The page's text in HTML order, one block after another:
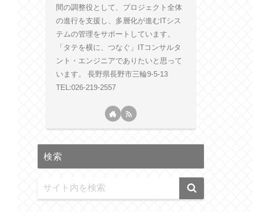
間の調整役として、プロジェクト全体
の進行を支援し、多層化が進むITシス
テムの管理をサポートしています。
「タテを横に、つなぐ」ITコンサルタ
ント・エンジニアでありたいと思って
います。 長野県長野市三輪9-5-13
TEL:026-219-2557
検索